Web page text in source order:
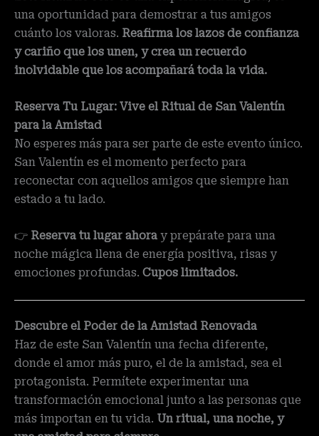
una oportunidad para demostrar a tus amigos
cuánto los valoras. Reafirma los lazos de confianza
y cariño que los unen, y crea un recuerdo
inolvidable que los acompañará toda la vida.
Reserva Tu Lugar: Vive el Ritual de San Valentín
para la Amistad
No esperes más para ser parte de este evento único.
San Valentín es el momento perfecto para
reconectar con aquellos amigos que siempre han
estado a tu lado.
👉 Reserva tu lugar ahora y prepárate para una
noche mágica llena de energía positiva, risas y
emociones profundas. Cupos limitados.
Descubre el Poder de la Amistad Renovada
Haz de este San Valentín una fecha diferente,
donde el amor más puro, el de la amistad, sea el
protagonista. Permítete experimentar una
transformación emocional junto a las personas que
más importan en tu vida. Un ritual, una noche, y